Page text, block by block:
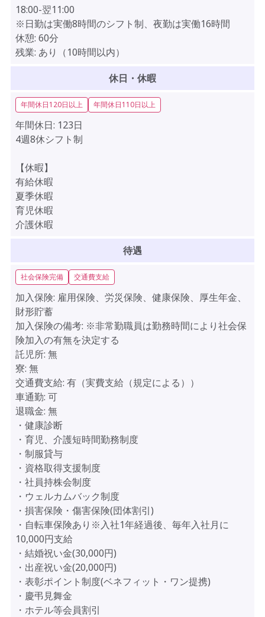
18:00-翌11:00
※日勤は実働8時間のシフト制、夜勤は実働16時間
休憩: 60分
残業: あり（10時間以内）
休日・休暇
年間休日120日以上 年間休日110日以上
年間休日: 123日
4週8休シフト制
【休暇】
有給休暇
夏季休暇
育児休暇
介護休暇
待遇
社会保険完備 交通費支給
加入保険: 雇用保険、労災保険、健康保険、厚生年金、
財形貯蓄
加入保険の備考: ※非常勤職員は勤務時間により社会保
険加入の有無を決定する
託児所: 無
寮: 無
交通費支給: 有（実費支給（規定による））
車通勤: 可
退職金: 無
・健康診断
・育児、介護短時間勤務制度
・制服貸与
・資格取得支援制度
・社員持株会制度
・ウェルカムバック制度
・損害保険・傷害保険(団体割引)
・自転車保険あり※入社1年経過後、毎年入社月に
10,000円支給
・結婚祝い金(30,000円)
・出産祝い金(20,000円)
・表彰ポイント制度(ベネフィット・ワン提携)
・慶弔見舞金
・ホテル等会員割引